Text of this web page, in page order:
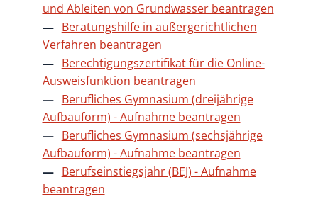
und Ableiten von Grundwasser beantragen
Beratungshilfe in außergerichtlichen
Verfahren beantragen
Berechtigungszertifikat für die Online-
Ausweisfunktion beantragen
Berufliches Gymnasium (dreijährige
Aufbauform) - Aufnahme beantragen
Berufliches Gymnasium (sechsjährige
Aufbauform) - Aufnahme beantragen
Berufseinstiegsjahr (BEJ) - Aufnahme
beantragen